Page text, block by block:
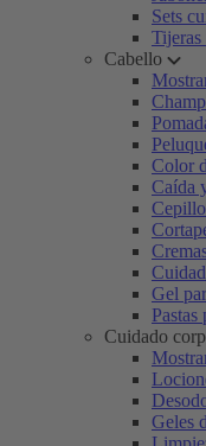
Sets
Tijeras
Cabello
Color
Caída
Gel
Pastas
Cuidado
Geles